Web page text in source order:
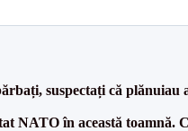
suspectați că plănuiau
NATO în această toamnă.